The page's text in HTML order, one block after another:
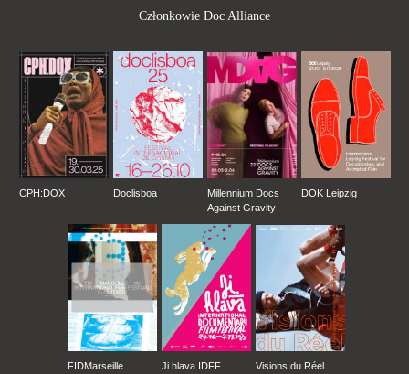
Członkowie Doc Alliance
CPH:DOX Doclisboa
Millennium Docs
Against Gravity
DOK Leipzig
FIDMarseille Ji.hlava IDFF Visions du Réel